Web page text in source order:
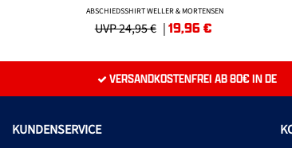
ABSCHIEDSSHIRT WELLER & MORTENSEN
UVP 24,95 € |19,96€
VERSANDKOSTENFREI AB 80€ IN DE
KUNDENSERVICE